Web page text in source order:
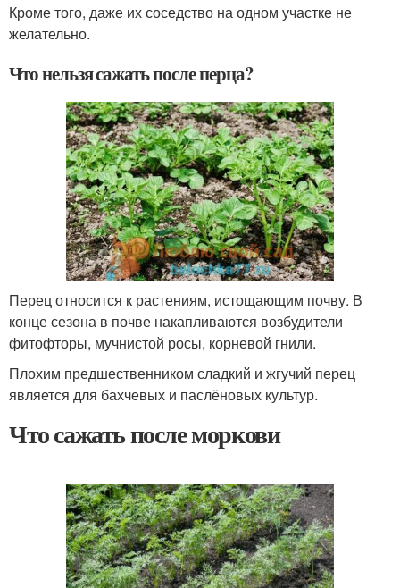
Кроме того, даже их соседство на одном участке не
желательно.
Что нельзя сажать после перца?
Перец относится к растениям, истощающим почву. В
конце сезона в почве накапливаются возбудители
фитофторы, мучнистой росы, корневой гнили.
Плохим предшественником сладкий и жгучий перец
является для бахчевых и паслёновых культур.
Что сажать после моркови